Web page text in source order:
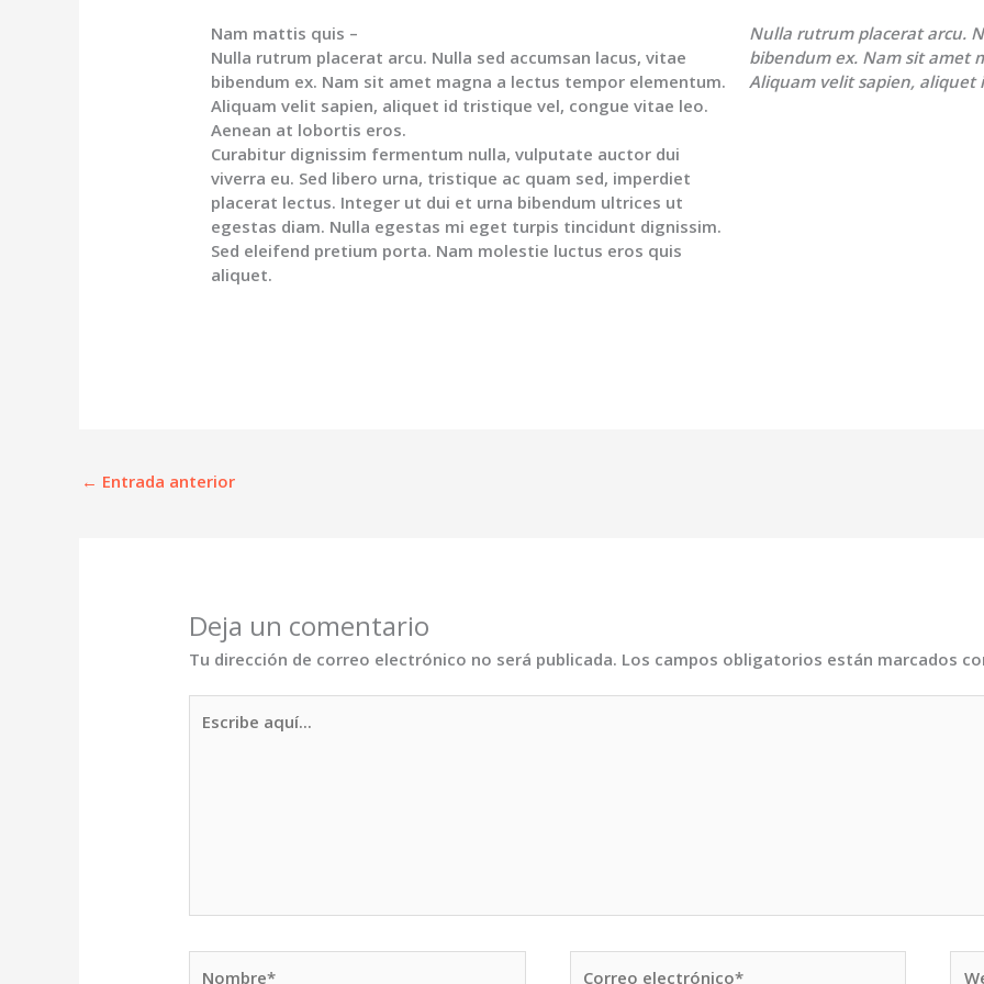
Nam mattis quis –
Nulla rutrum placerat arcu. Nulla sed accumsan lacus, vitae
bibendum ex. Nam sit amet magna a lectus tempor elementum.
Aliquam velit sapien, aliquet id tristique vel, congue vitae leo.
Aenean at lobortis eros.
Curabitur dignissim fermentum nulla, vulputate auctor dui
viverra eu. Sed libero urna, tristique ac quam sed, imperdiet
placerat lectus. Integer ut dui et urna bibendum ultrices ut
egestas diam. Nulla egestas mi eget turpis tincidunt dignissim.
Sed eleifend pretium porta. Nam molestie luctus eros quis
aliquet.
Nulla rutrum placerat arcu.
bibendum ex. Nam sit amet
Aliquam velit sapien, aliquet
← Entrada anterior
Deja un comentario
Tu dirección de correo electrónico no será publicada. Los campos obligatorios están marcados
aquí...